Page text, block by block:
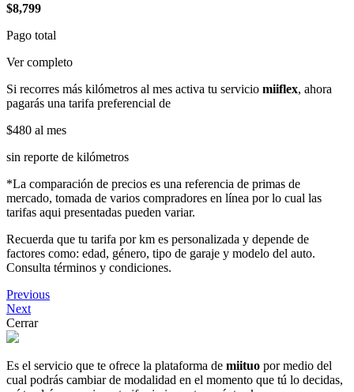
$8,799
Pago total
Ver completo
Si recorres más kilómetros al mes activa tu servicio miiflex, ahora
pagarás una tarifa preferencial de
$480 al mes
sin reporte de kilómetros
*La comparación de precios es una referencia de primas de
mercado, tomada de varios compradores en línea por lo cual las
tarifas aqui presentadas pueden variar.
Recuerda que tu tarifa por km es personalizada y depende de
factores como: edad, género, tipo de garaje y modelo del auto.
Consulta términos y condiciones.
Previous
Next
Cerrar
Es el servicio que te ofrece la plataforma de miituo por medio del
cual podrás cambiar de modalidad en el momento que tú lo decidas,